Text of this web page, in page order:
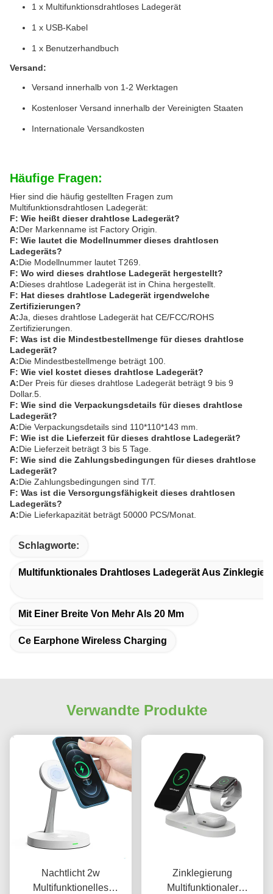
1 x Multifunktionsdrahtloses Ladegerät
1 x USB-Kabel
1 x Benutzerhandbuch
Versand:
Versand innerhalb von 1-2 Werktagen
Kostenloser Versand innerhalb der Vereinigten Staaten
Internationale Versandkosten
Häufige Fragen:
Hier sind die häufig gestellten Fragen zum
Multifunktionsdrahtlosen Ladegerät:
F: Wie heißt dieser drahtlose Ladegerät?
A:Der Markenname ist Factory Origin.
F: Wie lautet die Modellnummer dieses drahtlosen
Ladegeräts?
A:Die Modellnummer lautet T269.
F: Wo wird dieses drahtlose Ladegerät hergestellt?
A:Dieses drahtlose Ladegerät ist in China hergestellt.
F: Hat dieses drahtlose Ladegerät irgendwelche
Zertifizierungen?
A:Ja, dieses drahtlose Ladegerät hat CE/FCC/ROHS
Zertifizierungen.
F: Was ist die Mindestbestellmenge für dieses drahtlose
Ladegerät?
A:Die Mindestbestellmenge beträgt 100.
F: Wie viel kostet dieses drahtlose Ladegerät?
A:Der Preis für dieses drahtlose Ladegerät beträgt 9 bis 9
Dollar.5.
F: Wie sind die Verpackungsdetails für dieses drahtlose
Ladegerät?
A:Die Verpackungsdetails sind 110*110*143 mm.
F: Wie ist die Lieferzeit für dieses drahtlose Ladegerät?
A:Die Lieferzeit beträgt 3 bis 5 Tage.
F: Wie sind die Zahlungsbedingungen für dieses drahtlose
Ladegerät?
A:Die Zahlungsbedingungen sind T/T.
F: Was ist die Versorgungsfähigkeit dieses drahtlosen
Ladegeräts?
A:Die Lieferkapazität beträgt 50000 PCS/Monat.
Schlagworte:
Multifunktionales Drahtloses Ladegerät Aus
Mit Einer Breite Von Mehr Als 20 Mm
Ce Earphone Wireless Charging
Verwandte Produkte
Nachtlicht 2w
Multifunktionelles
Zinklegierung
Multifunktionaler